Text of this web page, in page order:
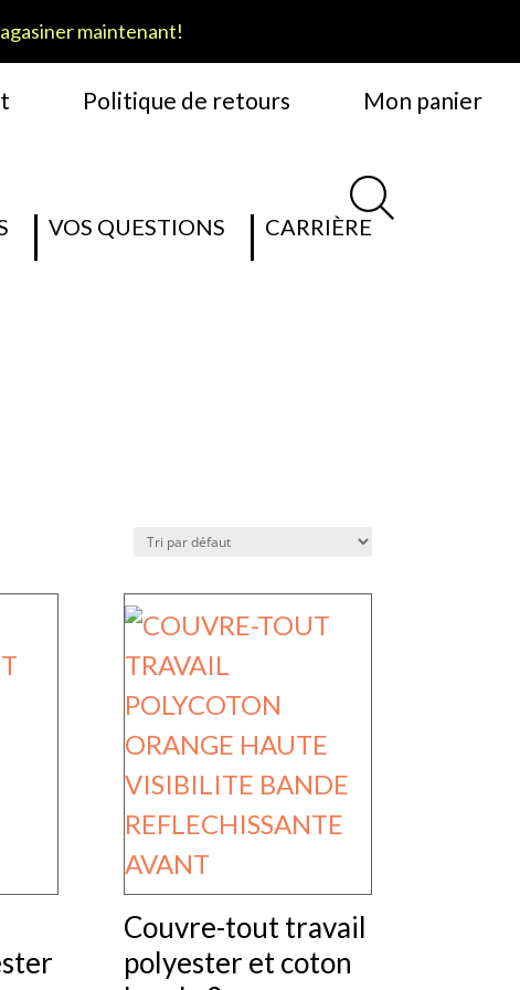
maintenant!
Politique de retours Mon panier
VOS QUESTIONS CARRIÈRE
Couvre-tout travail
polyester et coton